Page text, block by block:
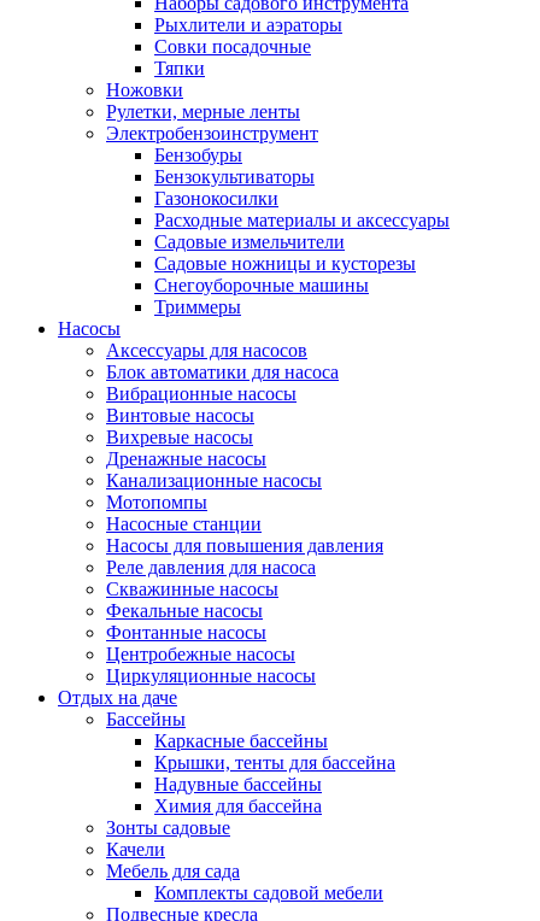
Рыхлители и аэраторы
Совки посадочные
Тяпки
Ножовки
Рулетки, мерные ленты
Электробензоинструмент
Бензобуры
Бензокультиваторы
Газонокосилки
Расходные материалы и аксессуары
Садовые измельчители
Садовые ножницы и кусторезы
Снегоуборочные машины
Триммеры
Насосы
Аксессуары для насосов
Блок автоматики для насоса
Вибрационные насосы
Винтовые насосы
Вихревые насосы
Дренажные насосы
Канализационные насосы
Мотопомпы
Насосные станции
Насосы для повышения давления
Реле давления для насоса
Скважинные насосы
Фекальные насосы
Фонтанные насосы
Центробежные насосы
Циркуляционные насосы
Отдых на даче
Бассейны
Каркасные бассейны
Крышки, тенты для бассейна
Надувные бассейны
Химия для бассейна
Зонты садовые
Качели
Мебель для сада
Комплекты садовой мебели
Подвесные кресла